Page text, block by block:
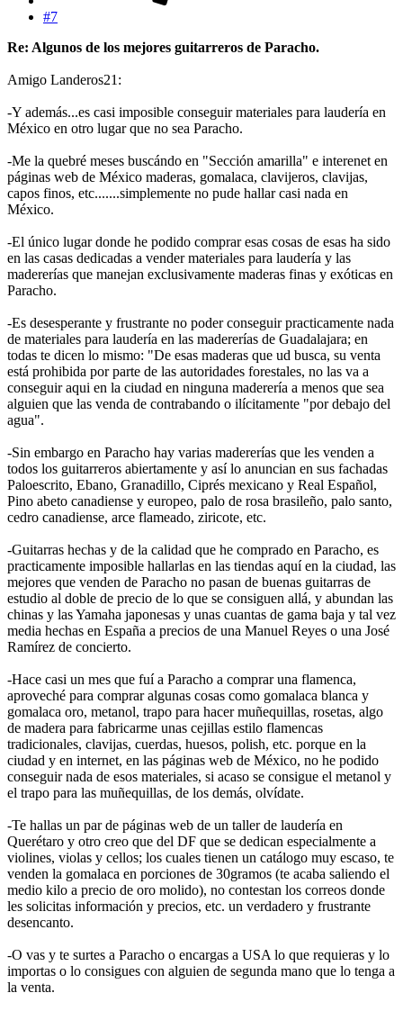
#7
Re: Algunos de los mejores guitarreros de Paracho.
Amigo Landeros21:
-Y además...es casi imposible conseguir materiales para laudería en
México en otro lugar que no sea Paracho.
-Me la quebré meses buscándo en "Sección amarilla" e interenet en
páginas web de México maderas, gomalaca, clavijeros, clavijas,
capos finos, etc.......simplemente no pude hallar casi nada en
México.
-El único lugar donde he podido comprar esas cosas de esas ha sido
en las casas dedicadas a vender materiales para laudería y las
madererías que manejan exclusivamente maderas finas y exóticas en
Paracho.
-Es desesperante y frustrante no poder conseguir practicamente nada
de materiales para laudería en las madererías de Guadalajara; en
todas te dicen lo mismo: "De esas maderas que ud busca, su venta
está prohibida por parte de las autoridades forestales, no las va a
conseguir aqui en la ciudad en ninguna maderería a menos que sea
alguien que las venda de contrabando o ilícitamente "por debajo del
agua".
-Sin embargo en Paracho hay varias madererías que les venden a
todos los guitarreros abiertamente y así lo anuncian en sus fachadas
Paloescrito, Ebano, Granadillo, Ciprés mexicano y Real Español,
Pino abeto canadiense y europeo, palo de rosa brasileño, palo santo,
cedro canadiense, arce flameado, ziricote, etc.
-Guitarras hechas y de la calidad que he comprado en Paracho, es
practicamente imposible hallarlas en las tiendas aquí en la ciudad, las
mejores que venden de Paracho no pasan de buenas guitarras de
estudio al doble de precio de lo que se consiguen allá, y abundan las
chinas y las Yamaha japonesas y unas cuantas de gama baja y tal vez
media hechas en España a precios de una Manuel Reyes o una José
Ramírez de concierto.
-Hace casi un mes que fuí a Paracho a comprar una flamenca,
aproveché para comprar algunas cosas como gomalaca blanca y
gomalaca oro, metanol, trapo para hacer muñequillas, rosetas, algo
de madera para fabricarme unas cejillas estilo flamencas
tradicionales, clavijas, cuerdas, huesos, polish, etc. porque en la
ciudad y en internet, en las páginas web de México, no he podido
conseguir nada de esos materiales, si acaso se consigue el metanol y
el trapo para las muñequillas, de los demás, olvídate.
-Te hallas un par de páginas web de un taller de laudería en
Querétaro y otro creo que del DF que se dedican especialmente a
violines, violas y cellos; los cuales tienen un catálogo muy escaso, te
venden la gomalaca en porciones de 30gramos (te acaba saliendo el
medio kilo a precio de oro molido), no contestan los correos donde
les solicitas información y precios, etc. un verdadero y frustrante
desencanto.
-O vas y te surtes a Paracho o encargas a USA lo que requieras y lo
importas o lo consigues con alguien de segunda mano que lo tenga a
la venta.